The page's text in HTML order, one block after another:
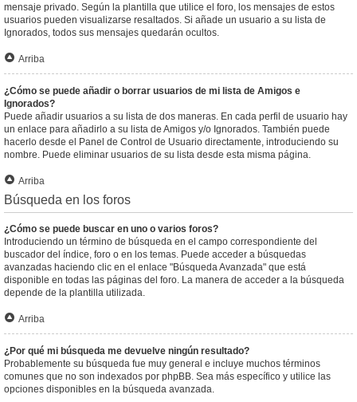
mensaje privado. Según la plantilla que utilice el foro, los mensajes de estos
usuarios pueden visualizarse resaltados. Si añade un usuario a su lista de
Ignorados, todos sus mensajes quedarán ocultos.
Arriba
¿Cómo se puede añadir o borrar usuarios de mi lista de Amigos e
Ignorados?
Puede añadir usuarios a su lista de dos maneras. En cada perfil de usuario hay
un enlace para añadirlo a su lista de Amigos y/o Ignorados. También puede
hacerlo desde el Panel de Control de Usuario directamente, introduciendo su
nombre. Puede eliminar usuarios de su lista desde esta misma página.
Arriba
Búsqueda en los foros
¿Cómo se puede buscar en uno o varios foros?
Introduciendo un término de búsqueda en el campo correspondiente del
buscador del índice, foro o en los temas. Puede acceder a búsquedas
avanzadas haciendo clic en el enlace "Búsqueda Avanzada" que está
disponible en todas las páginas del foro. La manera de acceder a la búsqueda
depende de la plantilla utilizada.
Arriba
¿Por qué mi búsqueda me devuelve ningún resultado?
Probablemente su búsqueda fue muy general e incluye muchos términos
comunes que no son indexados por phpBB. Sea más específico y utilice las
opciones disponibles en la búsqueda avanzada.